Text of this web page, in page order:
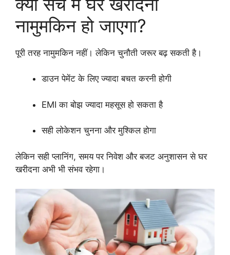
नामुमकिन हो जाएगा?
पूरी तरह नामुमकिन नहीं। लेकिन चुनौती जरूर बढ़ सकती है।
डाउन पेमेंट के लिए ज्यादा बचत करनी होगी
EMI का बोझ ज्यादा महसूस हो सकता है
सही लोकेशन चुनना और मुश्किल होगा
लेकिन सही प्लानिंग, समय पर निवेश और बजट अनुशासन से घर
खरीदना अभी भी संभव रहेगा।